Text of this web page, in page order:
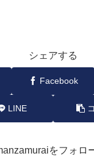
シェアする
Facebook
LINE
をフォロ